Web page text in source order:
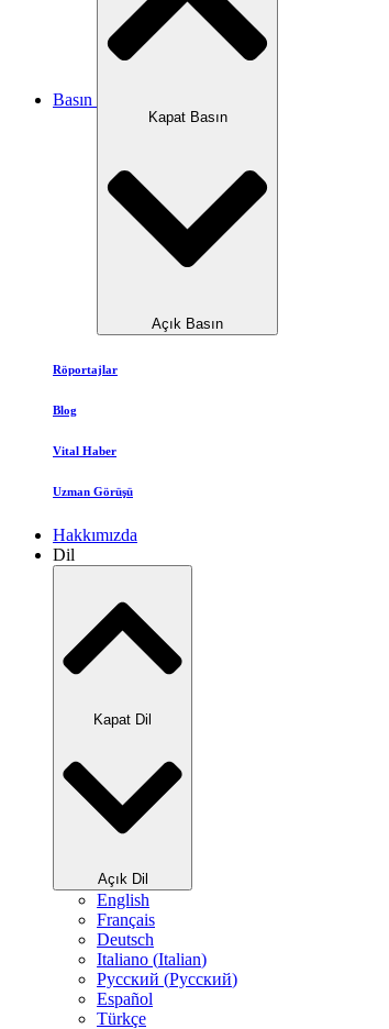
Basın
Kapat Basın
Açık Basın
Röportajlar
Blog
Vital Haber
Uzman Görüşü
Hakkımızda
Dil
Kapat Dil
Açık Dil
English
Français
Deutsch
Italiano (Italian)
Русский (Pусский)
Español
Türkçe